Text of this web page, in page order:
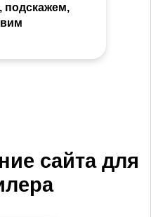
подскажем,
сайта для